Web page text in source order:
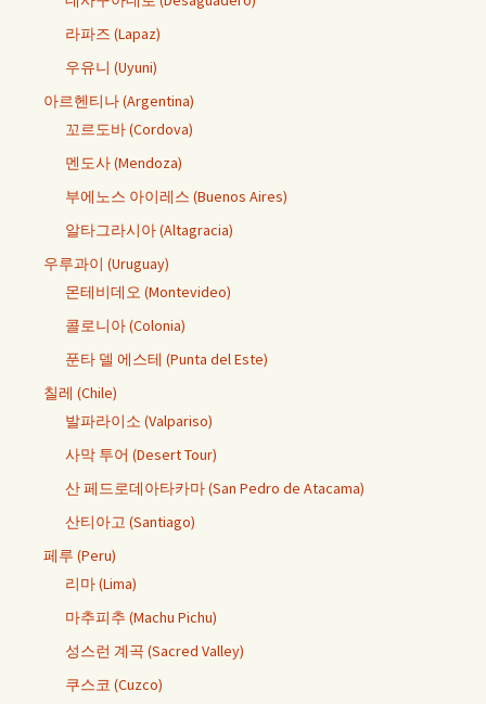
라파즈 (Lapaz)
우유니 (Uyuni)
아르헨티나 (Argentina)
꼬르도바 (Cordova)
멘도사 (Mendoza)
부에노스 아이레스 (Buenos Aires)
알타그라시아 (Altagracia)
우루과이 (Uruguay)
몬테비데오 (Montevideo)
콜로니아 (Colonia)
푼타 델 에스테 (Punta del Este)
칠레 (Chile)
발파라이소 (Valpariso)
사막 투어 (Desert Tour)
산 페드로데아타카마 (San Pedro de Atacama)
산티아고 (Santiago)
페루 (Peru)
리마 (Lima)
마추피추 (Machu Pichu)
성스런 계곡 (Sacred Valley)
쿠스코 (Cuzco)